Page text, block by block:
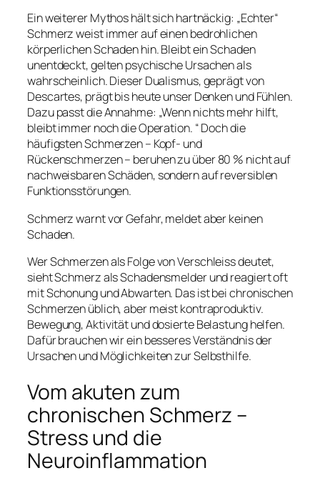
Ein weiterer Mythos hält sich hartnäckig: „Echter“
Schmerz weist immer auf einen bedrohlichen
körperlichen Schaden hin. Bleibt ein Schaden
unentdeckt, gelten psychische Ursachen als
wahrscheinlich. Dieser Dualismus, geprägt von
Descartes, prägt bis heute unser Denken und Fühlen.
Dazu passt die Annahme: „Wenn nichts mehr hilft,
bleibt immer noch die Operation. “ Doch die
häufigsten Schmerzen – Kopf- und
Rückenschmerzen – beruhen zu über 80 % nicht auf
nachweisbaren Schäden, sondern auf reversiblen
Funktionsstörungen.
Schmerz warnt vor Gefahr, meldet aber keinen
Schaden.
Wer Schmerzen als Folge von Verschleiss deutet,
sieht Schmerz als Schadensmelder und reagiert oft
mit Schonung und Abwarten. Das ist bei chronischen
Schmerzen üblich, aber meist kontraproduktiv.
Bewegung, Aktivität und dosierte Belastung helfen.
Dafür brauchen wir ein besseres Verständnis der
Ursachen und Möglichkeiten zur Selbsthilfe.
Vom akuten zum
chronischen Schmerz –
Stress und die
Neuroinflammation